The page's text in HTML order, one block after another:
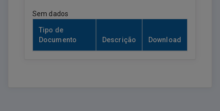
Sem dados
Tipo de
Documento
Descrição Download